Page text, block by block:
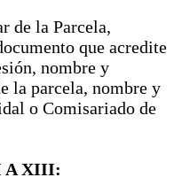
de la Parcela,
que acredite
nombre y
la parcela, nombre y
o Comisariado de
A XIII: